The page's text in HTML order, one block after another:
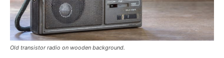
Old transistor radio on wooden background.